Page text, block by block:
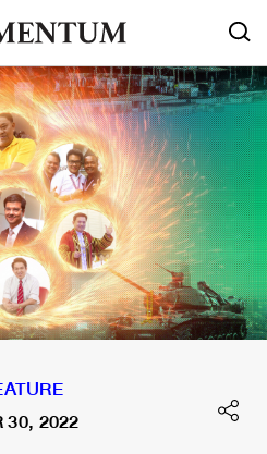
30, 2022